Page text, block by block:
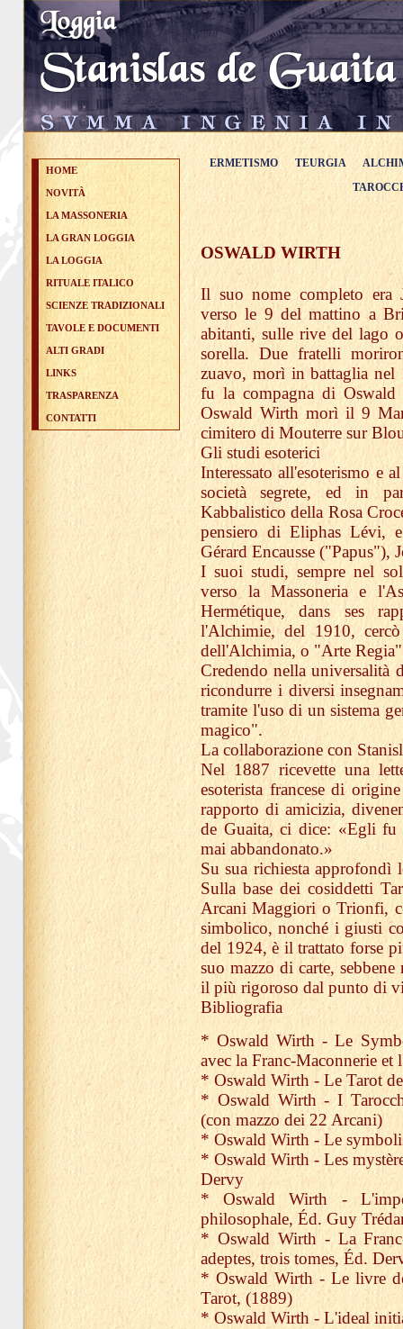
HOME
NOVITÀ
LA MASSONERIA
LA GRAN LOGGIA
LA LOGGIA
RITUALE ITALICO
SCIENZE TRADIZIONALI
TAVOLE E DOCUMENTI
ALTI GRADI
LINKS
TRASPARENZA
CONTATTI
ERMETISMO TEURGIA
OSWALD WIRTH
Il suo nome completo era
verso le 9 del mattino a
abitanti, sulle rive del lago
sorella. Due fratelli
zuavo, morì in battaglia nel
fu la compagna di Oswald
Oswald Wirth morì il 9
cimitero di Mouterre sur
Gli studi esoterici
Interessato all'esoterismo e
società segrete, ed in
Kabbalistico della Rosa
pensiero di Eliphas Lévi,
Gérard Encausse ("Papus"),
I suoi studi, sempre nel
verso la Massoneria e
Hermétique, dans ses
l'Alchimie, del 1910,
dell'Alchimia, o "Arte
Credendo nella
ricondurre i diversi
tramite l'uso di un sistema
magico".
La collaborazione con
Nel 1887 ricevette una
esoterista francese di
rapporto di amicizia,
de Guaita, ci dice: «Egli
mai abbandonato.»
Su sua richiesta
Sulla base dei cosiddetti
Arcani Maggiori o Trionfi,
simbolico, nonché i giusti
del 1924, è il trattato forse
suo mazzo di carte,
il più rigoroso dal punto di
Bibliografia
* Oswald Wirth - Le
avec la Franc-Maconnerie
* Oswald Wirth - Le Tarot
* Oswald Wirth - I
(con mazzo dei 22 Arcani)
* Oswald Wirth - Le
* Oswald Wirth - Les
Dervy
* Oswald Wirth -
philosophale, Éd. Guy
* Oswald Wirth - La
adeptes, trois tomes, Éd.
* Oswald Wirth - Le livre
Tarot, (1889)
* Oswald Wirth - L'ideal